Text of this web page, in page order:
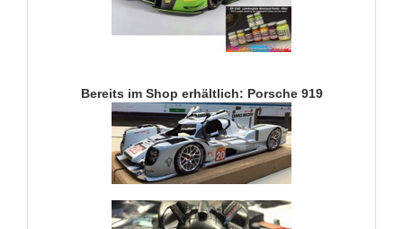
Bereits im Shop erhältlich: Porsche 919